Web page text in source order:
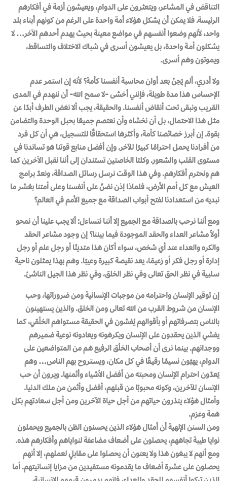
التناقض في المشاعر، ويتعثرون على الدوام، ويعيشون أزمة في أفكارهم
الرئيسة. فلا يمكن أن يشكل هؤلاء أمة واحدة على الرغم من كونهم أبناء بلد
واحد، لأنهم وضعوا أنفسهم في مواضع معينة بحيث يهدم أحدهم الآخر… لا
يشكلون أمـة واحدة، بل يعيشون أسرى في شباك الاختلاف والتساقط،
ويموتون وهم أسرى.
ولا أدري، ألم يَحِنْ بعد أوان محاسبة أنفسنا كأمة؟ لأنه إن استمر عدم
الإحساس هذا مدة طويلة، فإنني أخشى -لا سمح الله- أن ننهدم في المدى
القريب ونبقى تحت أنقاض أنفسنا. والحقيقة، يجب ألا نغض الطرف أبدًا عن
مثل هذا الاحتمال، بـل أن نخشاه وأن نعتصم جميعًا بحبل الوحدة والتضامن
بقوة. إن أبرز خصائصنا كأمة، وأكثرها استحقاقًا للتسجيل، هي أن كل فرد
من أفرادنا يحمل احترامًا كبيرًا للآخر. وإن أفضل منابع قوتنا هو تساندنا في
مستوى القلب والشعور. وكلتا الخاصتين تستندان إلى أننا نقبل الآخرين كما
هم ونحترم أفكارهم. وفي هذا الوقت نرسل رسائل الصداقة، ونعدّ برامج
العيش مع كل أمم الأرض، فلماذا إذن نضنّ على أنفسنا وعلى أمتنا بعُشر ما
نبديه من استعدادنا لفتح أبواب الصداقة مع جميع الأمم في العالم؟
ومع أننـا نرحب بالصداقة مـع الجميع إلا أننـا نتساءل: ألا يجب علينا أن نمحو
أولاً مشاعر العداء والحقد الموجودة فيما بيننا؟ إن وجـود مشاعر الحقد
والكره والعداء عند أي شخص، سـواء أكان هذا متدينًا أو رجـل علم أو رجـل
إدارة أو رجـل فكر أو زعيمًا، يعد نقيصة كبيرة وعيبًا. وهـم بهذا يمثلون ناحية
سـلبية في نظر الحق تعالى وفي نظر الخلق، وفي نظر هذا الجيل الناشئ.
إن توقير الإنسان واحترامه من موجبات الإنسانية ومن ضروراتها، وحب
الإنسـان من شـروط القرب من الله تعالى ومن الخلق. والذين يستهينون
بالناس بتصرفاتهم أو بأقوالهم يُفشون في الحقيقة مسـتواهم الخلُقي، كما
يفشي الذين يحقدون على الإنسان ويكرهونه ويعادونه نوعية ضميرهم
ووجدانهم. بينما نرى أن أصحاب الخلُق الرفيع هـم من المتواضعين على
الدوام، يهبّون نسيمًا رقيـقًا في كل مكان، ويسـتروح بهم الناس… وهم
يَعدّون احترام الإنسان ومحبته من أفضل الأشياء وأثمنها. ويرون أن حب
الإنسان للآخرين، وكونه محبوبًا من قبلهم، أفضل وأثمن من ملك الدنيا.
وأمثال هؤلاء ينذرون حياتهم من أجل حياة الآخرين ومن أجل سعادتهم بكل
همة وعزم.
ومن السنن الإلهية أن أمثال هؤلاء الذين يحسنون الظن بالجميع ويحملون
نوايا طيبة تجاههم، يحصلون على أضعاف مضاعفة لنواياهم وأفكارهم هذه.
ومع أنهم لا يبغون هذا ولا يعنون أن يحصلوا على مقابلٍ لعملهم، إلا أنهم
يحصلون على عشرة أضعاف ما يقدمونه مستفيدين من مزايا إنسانيتهم. أما